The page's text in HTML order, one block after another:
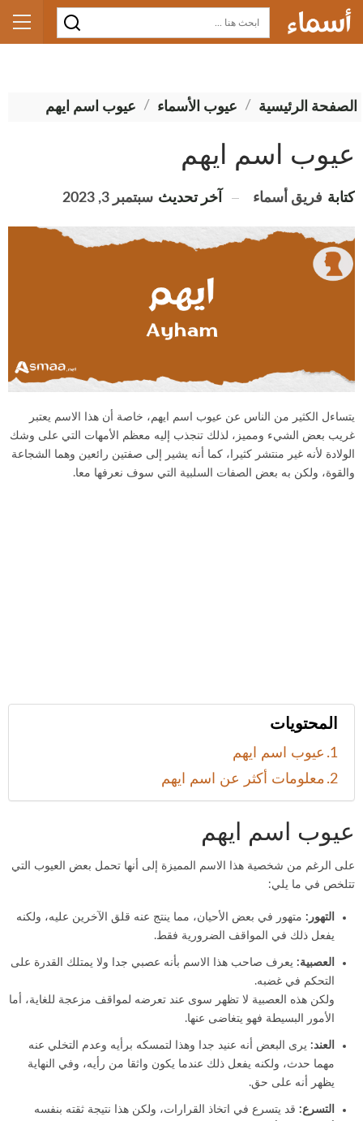
الصفحة الرئيسية عيوب الأسماء عيوب اسم ايهم
عيوب اسم ايهم
كتابة فريق أسماء آخر تحديث سبتمبر 3, 2023
يتساءل الكثير من الناس عن عيوب اسم ايهم، خاصة أن هذا الاسم يعتبر
غريب بعض الشيء ومميز، لذلك تنجذب إليه معظم الأمهات التي على وشك
الولادة لأنه غير منتشر كثيرا، كما أنه يشير إلى صفتين رائعين وهما الشجاعة
والقوة، ولكن به بعض الصفات السلبية التي سوف نعرفها معا.
المحتويات
عيوب اسم ايهم
معلومات أكثر عن اسم ايهم
عيوب اسم ايهم
على الرغم من شخصية هذا الاسم المميزة إلى أنها تحمل بعض العيوب التي
تتلخص في ما يلي:
التهور: متهور في بعض الأحيان، مما ينتج عنه قلق الآخرين عليه، ولكنه
يفعل ذلك في المواقف الضرورية فقط.
العصبية: يعرف صاحب هذا الاسم بأنه عصبي جدا ولا يمتلك القدرة على
التحكم في غضبه.
ولكن هذه العصبية لا تظهر سوى عند تعرضه لمواقف مزعجة للغاية، أما
الأمور البسيطة فهو يتغاضى عنها.
العند: يرى البعض أنه عنيد جدا وهذا لتمسكه برأيه وعدم التخلي عنه
مهما حدث، ولكنه يفعل ذلك عندما يكون واثقا من رأيه، وفي النهاية
يظهر أنه على حق.
التسرع: قد يتسرع في اتخاذ القرارات، ولكن هذا نتيجة ثقته بنفسه